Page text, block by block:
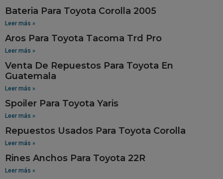
Bateria Para Toyota Corolla 2005
Leer más »
Aros Para Toyota Tacoma Trd Pro
Leer más »
Venta De Repuestos Para Toyota En
Guatemala
Leer más »
Spoiler Para Toyota Yaris
Leer más »
Repuestos Usados Para Toyota Corolla
Leer más »
Rines Anchos Para Toyota 22R
Leer más »